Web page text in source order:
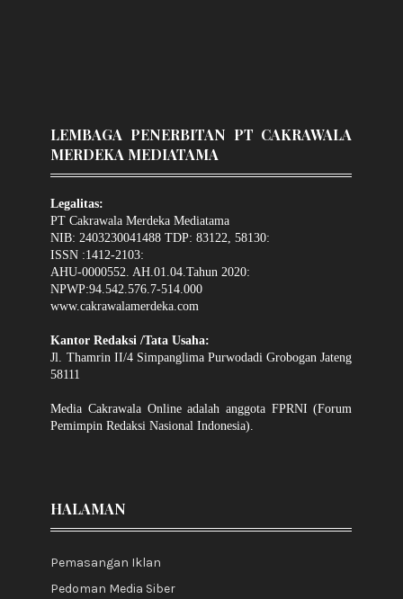
LEMBAGA PENERBITAN PT CAKRAWALA
MERDEKA MEDIATAMA
Legalitas:
PT Cakrawala Merdeka Mediatama
NIB: 2403230041488 TDP: 83122, 58130:
ISSN :1412-2103:
AHU-0000552. AH.01.04.Tahun 2020:
NPWP:94.542.576.7-514.000
www.cakrawalamerdeka.com
Kantor Redaksi /Tata Usaha:
Jl. Thamrin II/4 Simpanglima Purwodadi Grobogan Jateng
58111
Media Cakrawala Online adalah anggota FPRNI (Forum
Pemimpin Redaksi Nasional Indonesia).
HALAMAN
Pemasangan Iklan
Pedoman Media Siber